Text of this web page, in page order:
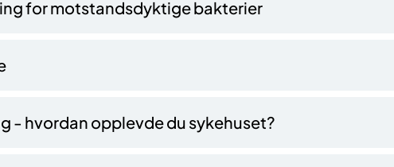
for motstandsdyktige bakterier
- hvordan opplevde du sykehuset?